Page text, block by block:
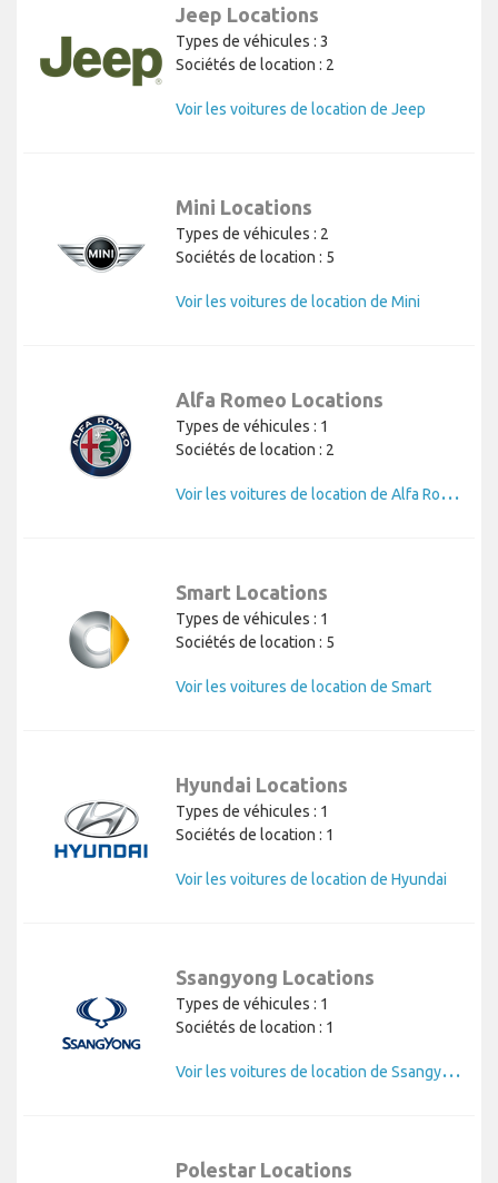
Jeep Locations
Types de véhicules : 3
Sociétés de location : 2
Voir les voitures de location de Jeep
Mini Locations
Types de véhicules : 2
Sociétés de location : 5
Voir les voitures de location de Mini
Alfa Romeo Locations
Types de véhicules : 1
Sociétés de location : 2
V
oir les voitures de location de Alfa Romeo
Smart Locations
Types de véhicules : 1
Sociétés de location : 5
Voir les voitures de location de Smart
Hyundai Locations
Types de véhicules : 1
Sociétés de location : 1
Voir les voitures de location de Hyundai
Ssangyong Locations
Types de véhicules : 1
Sociétés de location : 1
V
oir les voitures de location de Ssangyong
Polestar Locations